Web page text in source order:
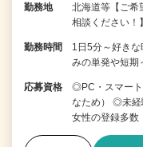
勤務地
北海道等【ご
相談ください！】
勤務時間
1日5分～好き
みの単発や短
応募資格
◎PC・スマー
なため） ◎未
女性の登録多